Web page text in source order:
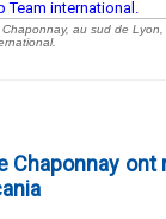
au sud de
Chaponnay ont